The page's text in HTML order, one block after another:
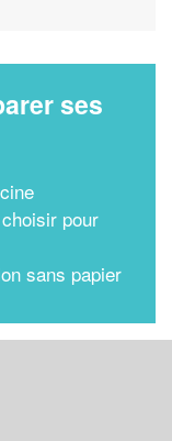
ses
pour
sans papier